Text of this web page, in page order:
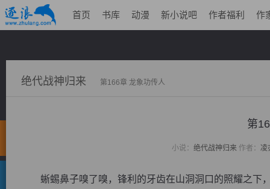
首页 书库 动漫 新小说吧 作者福利 作
绝代战神归来 第166章 龙象功传人
第
小说： 绝代战神归来作者： 凌
蜥蜴鼻子嗅了嗅，锋利的牙齿在山洞洞口的照耀之下